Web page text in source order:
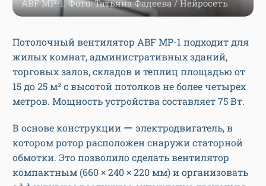
ABF MP-1. Фото: Татьяна Фадеева / Нейросеть
Потолочный вентилятор ABF MP-1 подходит для
жилых комнат, административных зданий,
торговых залов, складов и теплиц площадью от
15 до 25 м² с высотой потолков не более четырех
метров. Мощность устройства составляет 75 Вт.
В основе конструкции ー электродвигатель, в
котором ротор расположен снаружи статорной
обмотки. Это позволило сделать вентилятор
компактным (660 × 240 × 220 мм) и организовать